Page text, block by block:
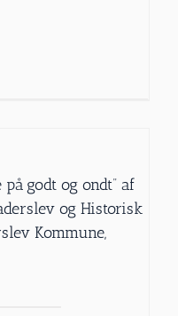
på godt og ondt” af
og Historisk
Kommune,